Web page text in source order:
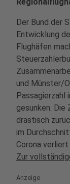
Der Bund der
Entwicklung
Flughäfen
und Münster/
Passagierzahl
gesunken. Die
drastisch
im
Corona
Zur
Anzeige